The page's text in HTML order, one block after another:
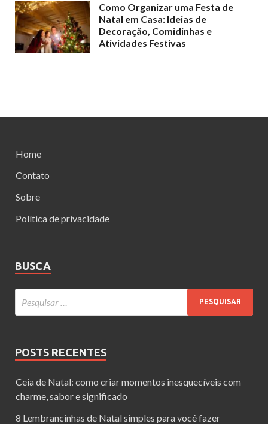
Como Organizar uma Festa de
Natal em Casa: Ideias de
Decoração, Comidinhas e
Atividades Festivas
Home
Contato
Sobre
Política de privacidade
BUSCA
POSTS RECENTES
Ceia de Natal: como criar momentos inesquecíveis com
charme, sabor e significado
8 Lembrancinhas de Natal simples para você fazer